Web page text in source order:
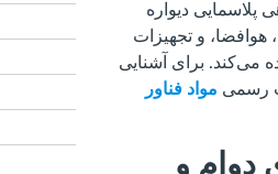
پلاسمایی دیواره
هوافضا، و تجهیزات
می‌کند. برای آشنایی
رسمی مواد فناور
دوام و